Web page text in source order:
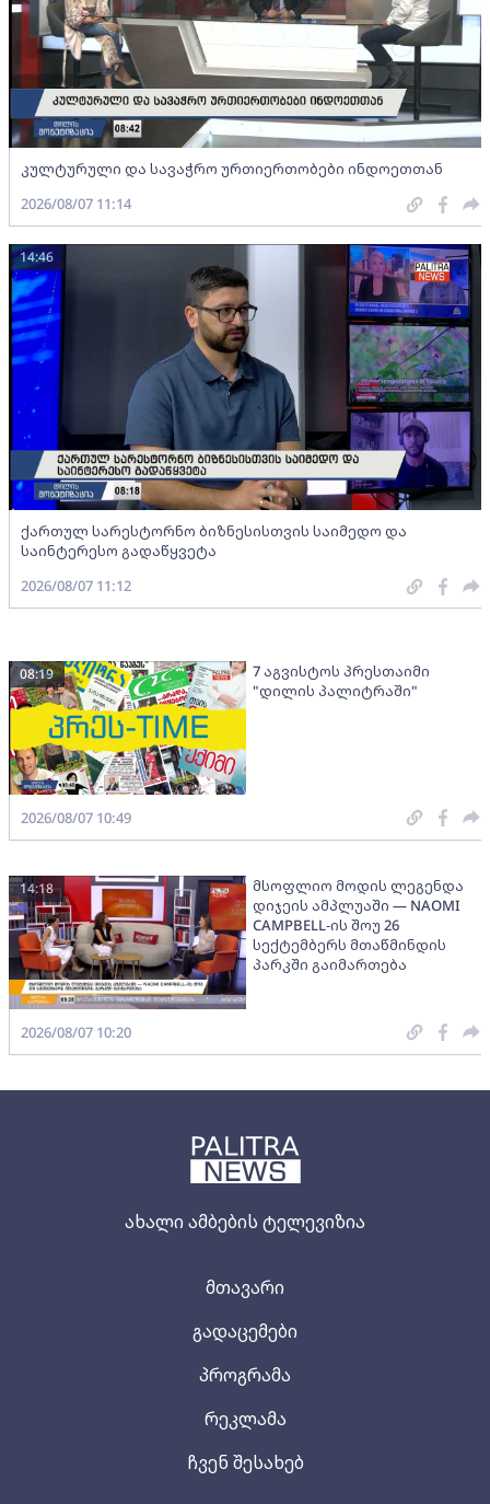
ახალი ამბების ტელევიზია
მთავარი
გადაცემები
პროგრამა
რეკლამა
ჩვენ შესახებ
კულტურული და სავაჭრო ურთიერთობები ინდოეთთან
2026/08/07 11:14
ქართულ სარესტორნო ბიზნესისთვის საიმედო და
საინტერესო გადაწყვეტა
14:46
2026/08/07 11:12
7 აგვისტოს პრესთაიმი
"დილის პალიტრაში"
08:19
2026/08/07 10:49
მსოფლიო მოდის ლეგენდა
დიჯეის ამპლუაში — NAOMI
CAMPBELL-ის შოუ 26
სექტემბერს მთაწმინდის
პარკში გაიმართება
14:18
2026/08/07 10:20